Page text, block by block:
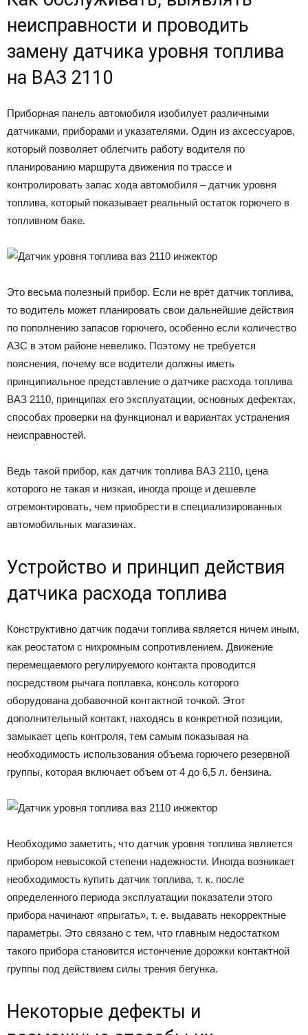
неисправности и проводить
замену датчика уровня топлива
на ВАЗ 2110
Приборная панель автомобиля изобилует различными
датчиками, приборами и указателями. Один из аксессуаров,
который позволяет облегчить работу водителя по
планированию маршрута движения по трассе и
контролировать запас хода автомобиля – датчик уровня
топлива, который показывает реальный остаток горючего в
топливном баке.
Это весьма полезный прибор. Если не врёт датчик топлива,
то водитель может планировать свои дальнейшие действия
по пополнению запасов горючего, особенно если количество
АЗС в этом районе невелико. Поэтому не требуется
пояснения, почему все водители должны иметь
принципиальное представление о датчике расхода топлива
ВАЗ 2110, принципах его эксплуатации, основных дефектах,
способах проверки на функционал и вариантах устранения
неисправностей.
Ведь такой прибор, как датчик топлива ВАЗ 2110, цена
которого не такая и низкая, иногда проще и дешевле
отремонтировать, чем приобрести в специализированных
автомобильных магазинах.
Устройство и принцип действия
датчика расхода топлива
Конструктивно датчик подачи топлива является ничем иным,
как реостатом с нихромным сопротивлением. Движение
перемещаемого регулируемого контакта проводится
посредством рычага поплавка, консоль которого
оборудована добавочной контактной точкой. Этот
дополнительный контакт, находясь в конкретной позиции,
замыкает цепь контроля, тем самым показывая на
необходимость использования объема горючего резервной
группы, которая включает объем от 4 до 6,5 л. бензина.
Необходимо заметить, что датчик уровня топлива является
прибором невысокой степени надежности. Иногда возникает
необходимость купить датчик топлива, т. к. после
определенного периода эксплуатации показатели этого
прибора начинают «прыгать», т. е. выдавать некорректные
параметры. Это связано с тем, что главным недостатком
такого прибора становится истончение дорожки контактной
группы под действием силы трения бегунка.
Некоторые дефекты и